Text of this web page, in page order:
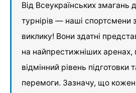
Від Всеукраїнських змагань
турнірів — наші спортсмени
виклику! Вони здатні
на найпрестижніших аренах,
відмінний рівень підготовки
перемоги. Зазначу, що кожен